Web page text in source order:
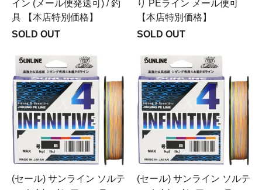
イン (メール便発送可) / 釣
具 【本店特別価格】
SOLD OUT
り PEライン メール便可
【本店特別価格】
SOLD OUT
(セール) サンライン ソルテ
(セール) サンライン ソルテ